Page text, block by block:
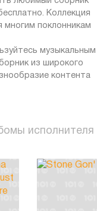
Коллекция
поклонникам
музыкальным
из широкого
контента
исполнителя